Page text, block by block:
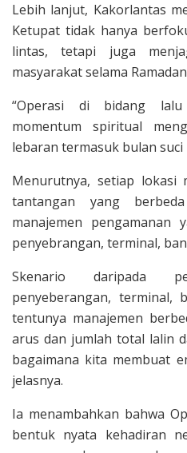
Lebih lanjut, Kakorlantas
Ketupat tidak hanya
lintas, tetapi juga
masyarakat selama
“Operasi di bidang
momentum spiritual
lebaran termasuk bulan suci
Menurutnya, setiap lokasi
tantangan yang
manajemen pengamanan
penyebrangan, terminal,
Skenario daripada
penyeberangan,
tentunya manajemen
arus dan jumlah total lalin
bagaimana kita membuat
jelasnya.
Ia menambahkan bahwa
bentuk nyata kehadiran